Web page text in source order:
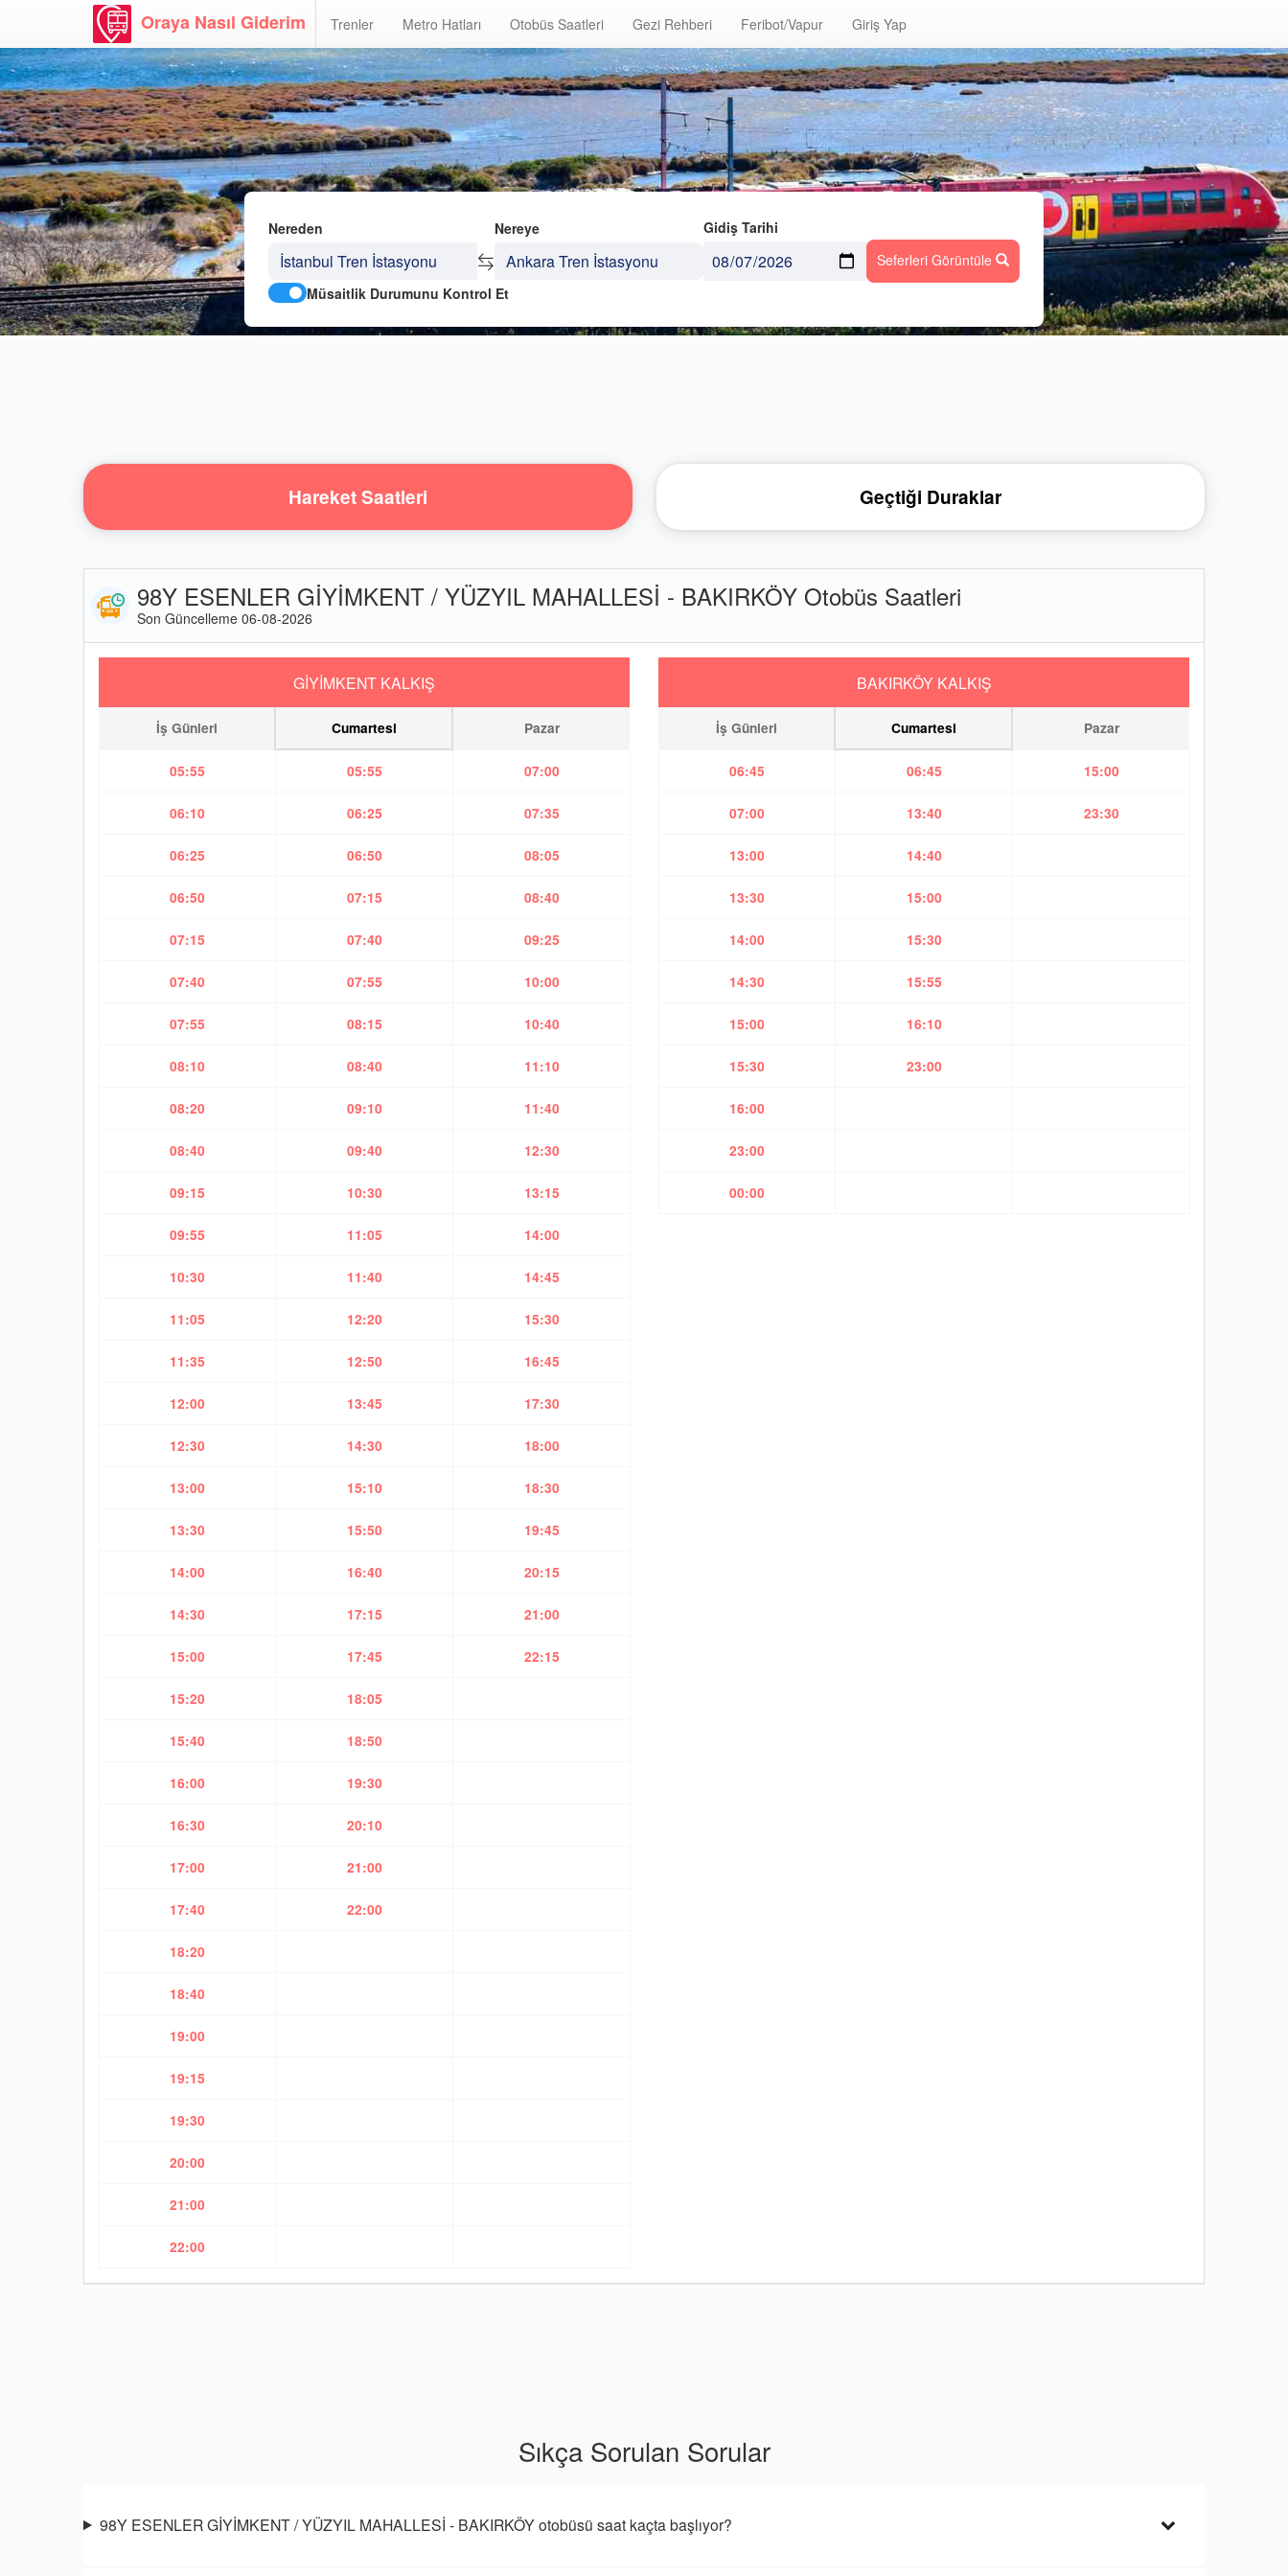
Oraya Nasıl Giderim Trenler Metro Hatları Otobüs Saatleri Gezi Rehberi Feribot/Vapur Giriş Yap
Nereden Nereye
Gidiş Tarihi
Seferleri Görüntüle
Müsaitlik Durumunu Kontrol Et
Hareket Saatleri Geçtiği Duraklar
98Y ESENLER GİYİMKENT / YÜZYIL MAHALLESİ - BAKIRKÖY Otobüs Saatleri
Son Güncelleme 06-08-2026
GİYİMKENT KALKIŞ
İş Günleri Cumartesi Pazar
05:55 05:55 07:00
06:10 06:25 07:35
06:25 06:50 08:05
06:50 07:15 08:40
07:15 07:40 09:25
07:40 07:55 10:00
07:55 08:15 10:40
08:10 08:40 11:10
08:20 09:10 11:40
08:40 09:40 12:30
09:15 10:30 13:15
09:55 11:05 14:00
10:30 11:40 14:45
11:05 12:20 15:30
11:35 12:50 16:45
12:00 13:45 17:30
12:30 14:30 18:00
13:00 15:10 18:30
13:30 15:50 19:45
14:00 16:40 20:15
14:30 17:15 21:00
15:00 17:45 22:15
15:20 18:05
15:40 18:50
16:00 19:30
16:30 20:10
17:00 21:00
17:40 22:00
18:20
18:40
19:00
19:15
19:30
20:00
21:00
22:00
BAKIRKÖY KALKIŞ
İş Günleri Cumartesi Pazar
06:45 06:45 15:00
07:00 13:40 23:30
13:00 14:40
13:30 15:00
14:00 15:30
14:30 15:55
15:00 16:10
15:30 23:00
16:00
23:00
00:00
Sıkça Sorulan Sorular
98Y ESENLER GİYİMKENT / YÜZYIL MAHALLESİ - BAKIRKÖY otobüsü saat kaçta başlıyor?